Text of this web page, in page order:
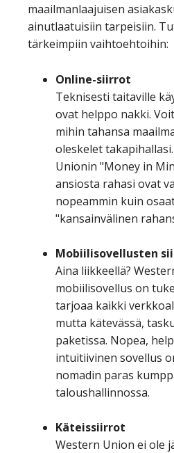
maailmanlaajuisen
ainutlaatuisiin tarpeisiin.
tärkeimpiin vaihtoehtoihin:
Online-siirrot
Teknisesti taitaville
ovat helppo nakki.
mihin tahansa
oleskelet
Unionin "Money in
ansiosta rahasi ovat
nopeammin kuin
"kansainvälinen
Mobiilisovellusten
Aina liikkeellä?
mobiilisovellus on
tarjoaa kaikki
mutta kätevässä,
paketissa. Nopea,
intuitiivinen sovellus
nomadin paras
taloushallinnossa.
Käteissiirrot
Western Union ei ole